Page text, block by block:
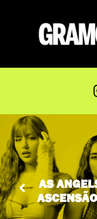
ABRAM
TEM AXÉ,